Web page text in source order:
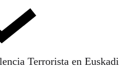
Terrorista en Euskadi